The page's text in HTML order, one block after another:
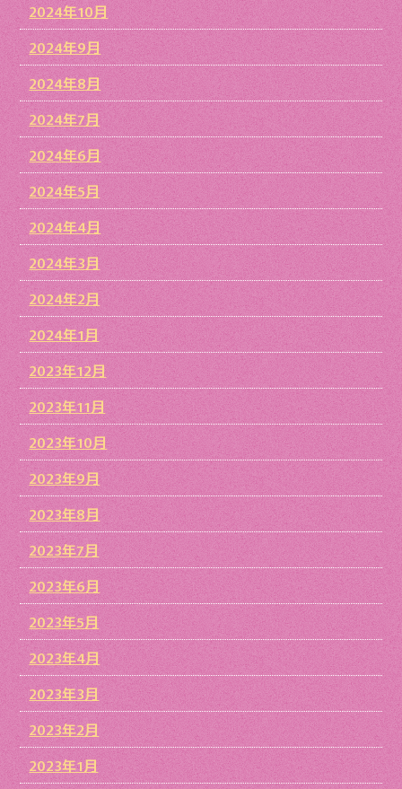
2024年10月
2024年9月
2024年8月
2024年7月
2024年6月
2024年5月
2024年4月
2024年3月
2024年2月
2024年1月
2023年12月
2023年11月
2023年10月
2023年9月
2023年8月
2023年7月
2023年6月
2023年5月
2023年4月
2023年3月
2023年2月
2023年1月